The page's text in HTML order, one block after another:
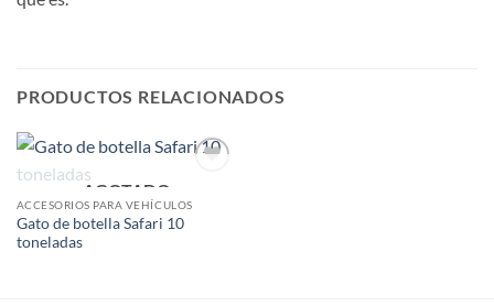
PRODUCTOS RELACIONADOS
wishlist
AGOTADO
ACCESORIOS PARA VEHÍCULOS
Gato de botella Safari 10
toneladas